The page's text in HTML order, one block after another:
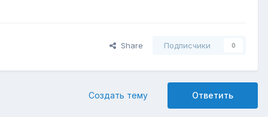
Share Подписчики 0
Ответить
Создать тему